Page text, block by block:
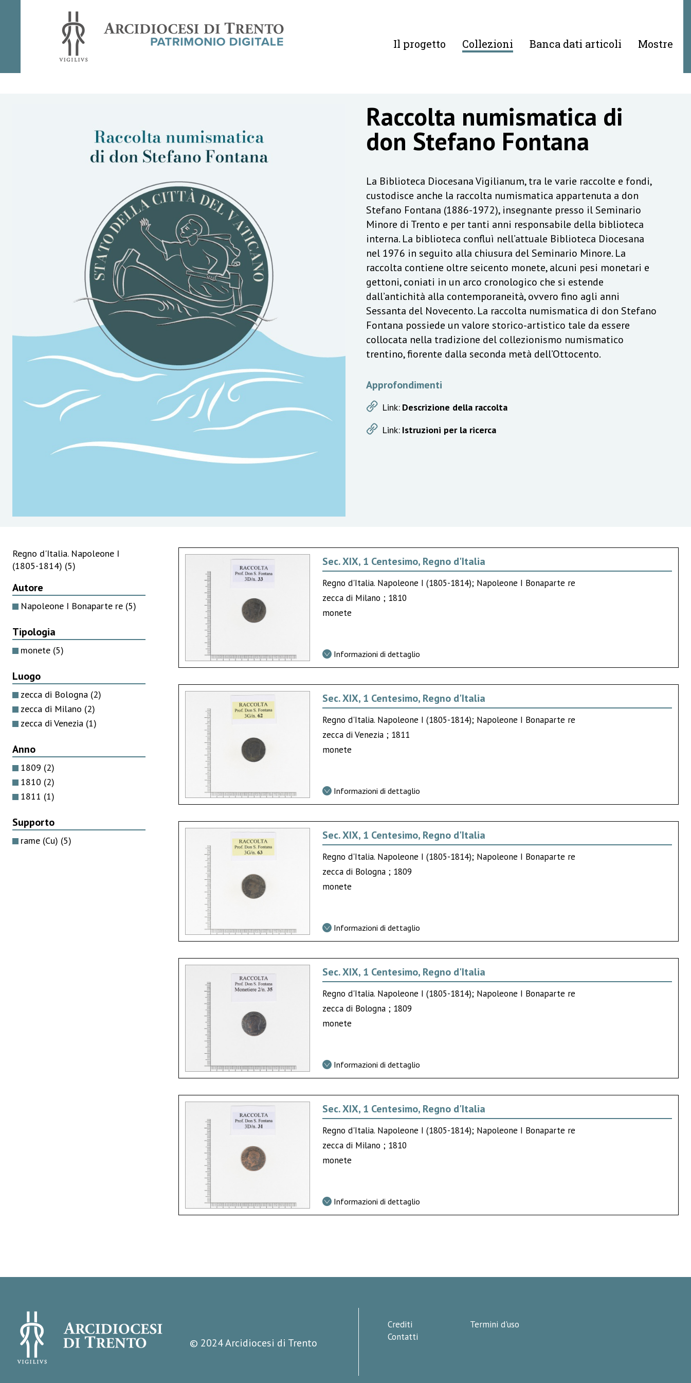
Il progetto Collezioni Banca dati articoli Mostre
Raccolta numismatica di
don Stefano Fontana
La Biblioteca Diocesana Vigilianum, tra le varie raccolte e fondi,
custodisce anche la raccolta numismatica appartenuta a don
Stefano Fontana (1886-1972), insegnante presso il Seminario
Minore di Trento e per tanti anni responsabile della biblioteca
interna. La biblioteca confluì nell’attuale Biblioteca Diocesana
nel 1976 in seguito alla chiusura del Seminario Minore. La
raccolta contiene oltre seicento monete, alcuni pesi monetari e
gettoni, coniati in un arco cronologico che si estende
dall’antichità alla contemporaneità, ovvero fino agli anni
Sessanta del Novecento. La raccolta numismatica di don Stefano
Fontana possiede un valore storico-artistico tale da essere
collocata nella tradizione del collezionismo numismatico
trentino, fiorente dalla seconda metà dell’Ottocento.
Approfondimenti
Link: Descrizione della raccolta
Link: Istruzioni per la ricerca
Regno d'Italia. Napoleone I
(1805-1814) (5)
Autore
Napoleone I Bonaparte re (5)
Tipologia
monete (5)
Luogo
zecca di Bologna (2)
zecca di Milano (2)
zecca di Venezia (1)
Anno
1809 (2)
1810 (2)
1811 (1)
Supporto
rame (Cu) (5)
Sec. XIX, 1 Centesimo, Regno d'Italia
Regno d'Italia. Napoleone I (1805-1814); Napoleone I Bonaparte re
zecca di Milano ; 1810
monete
Informazioni di dettaglio
Sec. XIX, 1 Centesimo, Regno d'Italia
Regno d'Italia. Napoleone I (1805-1814); Napoleone I Bonaparte re
zecca di Venezia ; 1811
monete
Informazioni di dettaglio
Sec. XIX, 1 Centesimo, Regno d'Italia
Regno d'Italia. Napoleone I (1805-1814); Napoleone I Bonaparte re
zecca di Bologna ; 1809
monete
Informazioni di dettaglio
Sec. XIX, 1 Centesimo, Regno d'Italia
Regno d'Italia. Napoleone I (1805-1814); Napoleone I Bonaparte re
zecca di Bologna ; 1809
monete
Informazioni di dettaglio
Sec. XIX, 1 Centesimo, Regno d'Italia
Regno d'Italia. Napoleone I (1805-1814); Napoleone I Bonaparte re
zecca di Milano ; 1810
monete
Informazioni di dettaglio
© 2024 Arcidiocesi di Trento
Crediti
Contatti
Termini d'uso